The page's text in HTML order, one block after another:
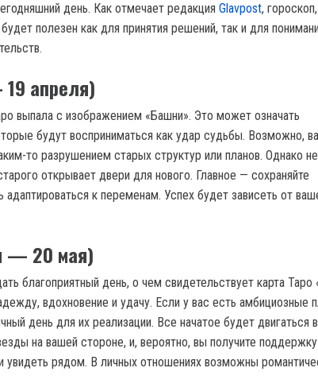
день. Как отмечает редакция Glavpost, гороскоп,
полезен как для принятия решений, так и для
апреля)
выпала с изображением «Башни». Это может означать
будут восприниматься как удар судьбы. Возможно,
то разрушением старых структур или планов. Однако
открывает двери для нового. Главное — сохраняйте
адаптироваться к переменам. Успех будет зависеть от
— 20 мая)
благоприятный день, о чем свидетельствует карта Таро
вдохновение и удачу. Если у вас есть амбициозные
день для их реализации. Все начатое будет двигаться в
на вашей стороне, и, вероятно, вы получите
рядом. В личных отношениях возможны